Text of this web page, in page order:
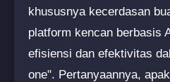
khususnya kecerdasan
platform kencan berbasis
efisiensi dan efektivitas
one". Pertanyaannya,